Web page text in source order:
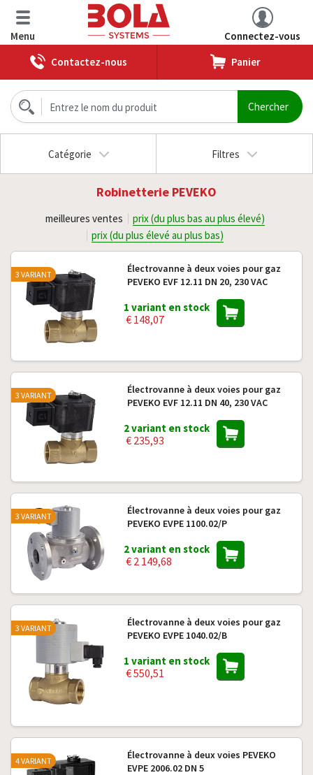
Menu
Connectez-vous
Contactez-nous
Panier
Catégorie Filtres
Robinetterie PEVEKO
meilleures ventes
prix (du plus bas au plus élevé)
prix (du plus élevé au plus bas)
Électrovanne à deux voies pour gaz
PEVEKO EVF 12.11 DN 20, 230 VAC
1 variant en stock
€ 148,07
3 VARIANT
Électrovanne à deux voies pour gaz
PEVEKO EVF 12.11 DN 40, 230 VAC
2 variant en stock
€ 235,93
3 VARIANT
Électrovanne à deux voies pour gaz
PEVEKO EVPE 1100.02/P
2 variant en stock
€ 2 149,68
3 VARIANT
Électrovanne à deux voies pour gaz
PEVEKO EVPE 1040.02/B
1 variant en stock
€ 550,51
3 VARIANT
Électrovanne à deux voies PEVEKO
EVPE 2006.02 DN 5
4 VARIANT